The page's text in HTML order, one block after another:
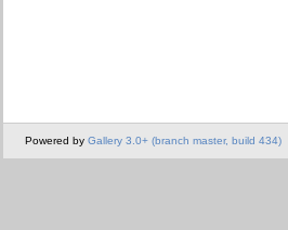
Powered by Gallery 3.0+ (branch master, build 434)